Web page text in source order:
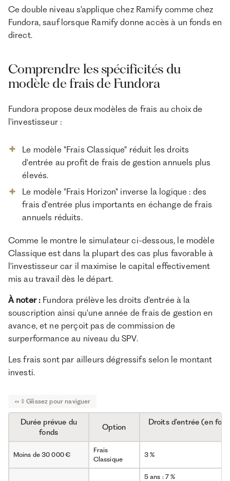
Ce double niveau s'applique chez Ramify comme chez
Fundora, sauf lorsque Ramify donne accès à un fonds en
direct.
Comprendre les spécificités du
modèle de frais de Fundora
Fundora propose deux modèles de frais au choix de
l'investisseur :
Le modèle "Frais Classique" réduit les droits
d'entrée au profit de frais de gestion annuels plus
élevés.
Le modèle "Frais Horizon" inverse la logique : des
frais d'entrée plus importants en échange de frais
annuels réduits.
Comme le montre le simulateur ci-dessous, le modèle
Classique est dans la plupart des cas plus favorable à
l'investisseur car il maximise le capital effectivement
mis au travail dès le départ.
À noter : Fundora prélève les droits d'entrée à la
souscription ainsi qu'une année de frais de gestion en
avance, et ne perçoit pas de commission de
surperformance au niveau du SPV.
Les frais sont par ailleurs dégressifs selon le montant
investi.
Durée prévue du
fonds
Option
Droits d’entrée (en
Moins de 30 000 €
Frais
Classique
3 %
5 ans : 7 %